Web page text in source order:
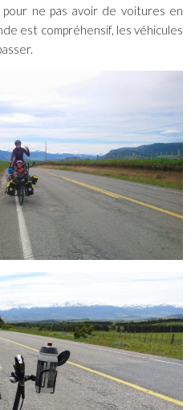
pour ne pas avoir de voitures en
est compréhensif, les véhicules